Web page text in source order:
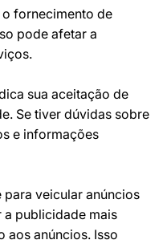
fornecimento de
pode afetar a
sua aceitação de
Se tiver dúvidas sobre
e informações
veicular anúncios
a publicidade mais
aos anúncios. Isso